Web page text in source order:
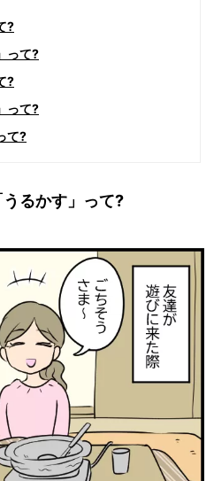
?
って?
?
って?
て?
るかす」って?